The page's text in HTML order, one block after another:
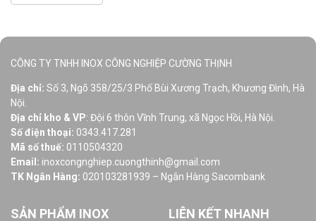
CÔNG TY TNHH INOX CÔNG NGHIỆP CƯỜNG THỊNH
Địa chỉ: Số 3, Ngõ 358/25/3 Phố Bùi Xương Trạch, Khương Đình, Hà
Nội.
Địa chỉ kho & VP: Đội 6 thôn Vĩnh Trung, xã Ngọc Hồi, Hà Nội.
Số điện thoại: 0343.417.281
Mã số thuế: 0110504320
Email: inoxcongnghiep.cuongthinh@gmail.com
TK Ngân Hàng: 020103281939 – Ngân Hàng Sacombank
SẢN PHẨM INOX LIÊN KẾT NHANH